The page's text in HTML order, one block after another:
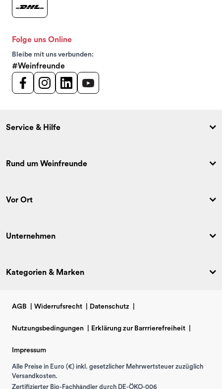
Folge uns Online
Bleibe mit uns verbunden:
#Weinfreunde
Service & Hilfe
Rund um Weinfreunde
Vor Ort
Unternehmen
Kategorien & Marken
AGB Widerrufsrecht Datenschutz
Nutzungsbedingungen Erklärung zur Barrrierefreiheit
Impressum
Alle Preise in Euro (€) inkl. gesetzlicher Mehrwertsteuer zuzüglich
Versandkosten.
Zertifizierter Bio-Fachhändler durch DE-ÖKO-006